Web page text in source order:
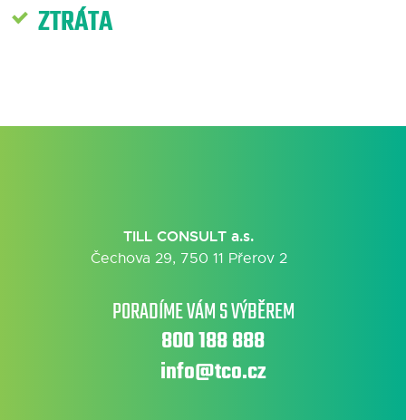
ZTRÁTA
TILL CONSULT a.s.
Čechova 29, 750 11 Přerov 2
PORADÍME VÁM S VÝBĚREM
800 188 888
info@tco.cz